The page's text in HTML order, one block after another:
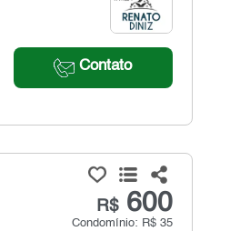
Contato
R$600
Condomínio: R$ 35